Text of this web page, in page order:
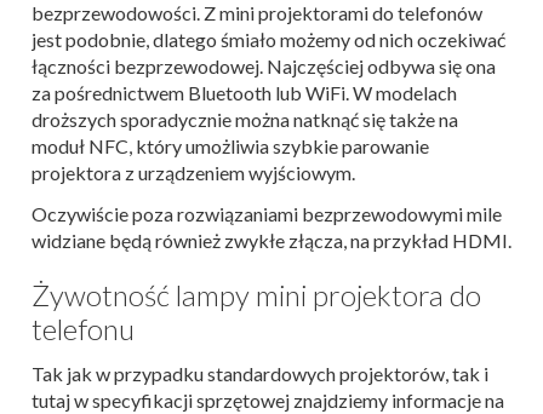
bezprzewodowości. Z mini projektorami do telefonów
jest podobnie, dlatego śmiało możemy od nich oczekiwać
łączności bezprzewodowej. Najczęściej odbywa się ona
za pośrednictwem Bluetooth lub WiFi. W modelach
droższych sporadycznie można natknąć się także na
moduł NFC, który umożliwia szybkie parowanie
projektora z urządzeniem wyjściowym.
Oczywiście poza rozwiązaniami bezprzewodowymi mile
widziane będą również zwykłe złącza, na przykład HDMI.
Żywotność lampy mini projektora do
telefonu
Tak jak w przypadku standardowych projektorów, tak i
tutaj w specyfikacji sprzętowej znajdziemy informacje na